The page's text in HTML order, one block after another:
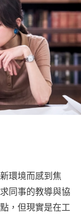
環境而感到焦
同事的教導與協
，但現實是在工